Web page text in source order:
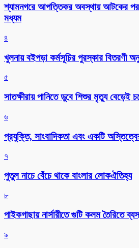
শ্যামনগরে আপত্তিকর অবস্থায় আটকের
মধ্যম
৪
খুলনায় বইপড়া কর্মসূচির পুরস্কার বিতরণী
৫
সাতক্ষীরায় পানিতে ডুবে শিশুর মৃত্যু বেড়েই
৬
প্রযুক্তি, সাংবাদিকতা এবং একটি
৭
পুতুল নাচে বেঁচে থাকে বাংলার লোকঐতিহ্য
৮
পাইকগাছায় নার্সারীতে গুটি কলম তৈরিতে
৯